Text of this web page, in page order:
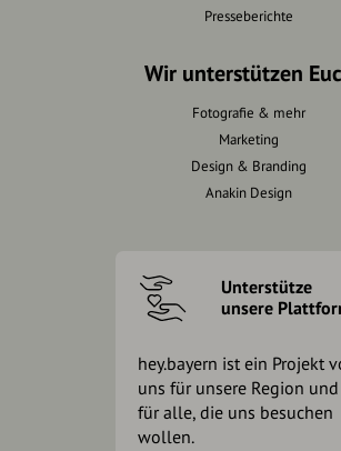
Presseberichte
Wir unterstützen
Fotografie & mehr
Marketing
Design & Branding
Anakin Design
Unterstütze
unsere
hey.bayern ist ein Projekt
uns für unsere Region und
für alle, die uns besuchen
wollen.